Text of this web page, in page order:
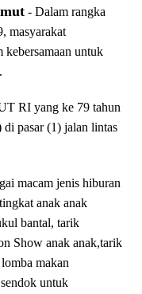
- Dalam rangka
masyarakat
kebersamaan untuk
RI yang ke 79 tahun
pasar (1) jalan lintas
macam jenis hiburan
anak anak
bantal, tarik
Show anak anak,tarik
makan
untuk